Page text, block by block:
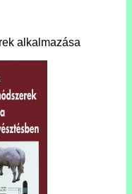
alkalmazása